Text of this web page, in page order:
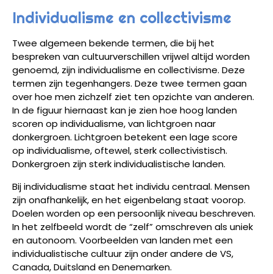
Individualisme en collectivisme
Twee algemeen bekende termen, die bij het
bespreken van cultuurverschillen vrijwel altijd worden
genoemd, zijn individualisme en collectivisme. Deze
termen zijn tegenhangers. Deze twee termen gaan
over hoe men zichzelf ziet ten opzichte van anderen.
In de figuur hiernaast kan je zien hoe hoog landen
scoren op individualisme, van lichtgroen naar
donkergroen. Lichtgroen betekent een lage score
op individualisme, oftewel, sterk collectivistisch.
Donkergroen zijn sterk individualistische landen.
Bij individualisme staat het individu centraal. Mensen
zijn onafhankelijk, en het eigenbelang staat voorop.
Doelen worden op een persoonlijk niveau beschreven.
In het zelfbeeld wordt de “zelf” omschreven als uniek
en autonoom. Voorbeelden van landen met een
individualistische cultuur zijn onder andere de VS,
Canada, Duitsland en Denemarken.